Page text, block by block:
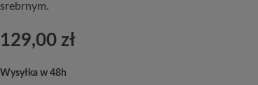
srebrnym.
129,00 zł
Wysyłka w 48h